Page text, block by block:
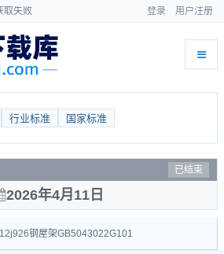
取失败 登录 用户注册
行业标准 国家标准
已结束
2026年4月11日
12j926钢屋架GB5043022G101